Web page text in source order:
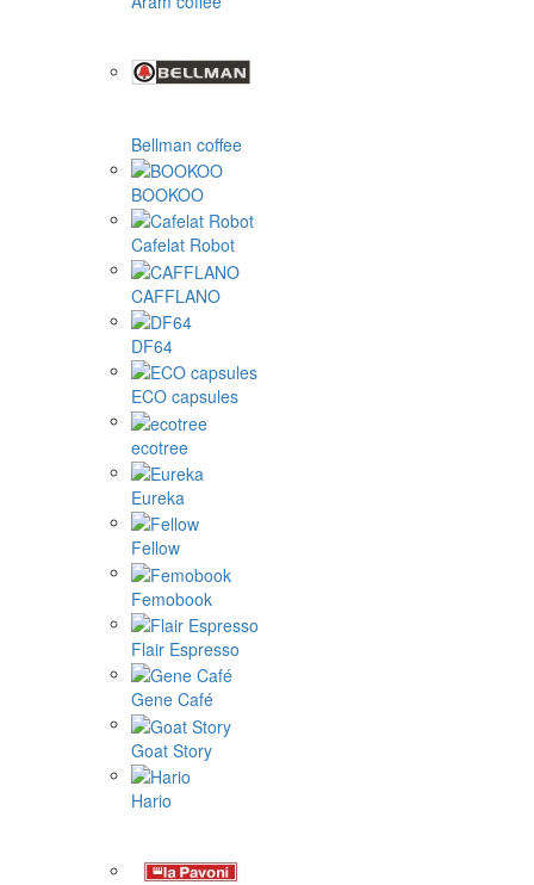
Bellman coffee
BOOKOO
Cafelat Robot
CAFFLANO
DF64
ECO capsules
ecotree
Eureka
Fellow
Femobook
Flair Espresso
Gene Café
Goat Story
Hario